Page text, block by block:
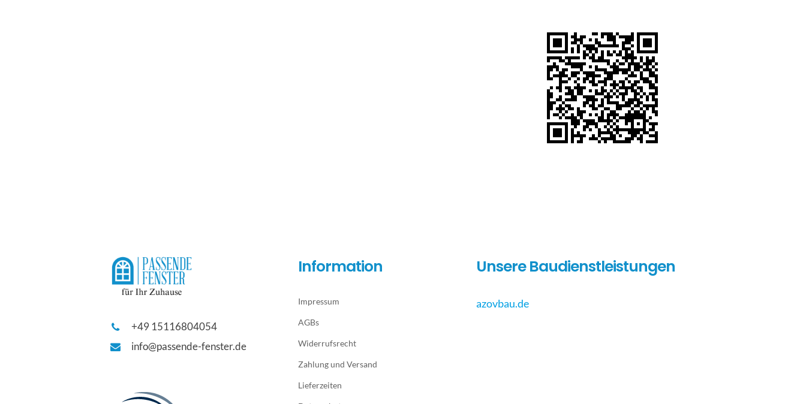
+49 15116804054
info@passende-fenster.de
Information
Impressum
AGBs
Widerrufsrecht
Zahlung und Versand
Lieferzeiten
Unsere Baudienstleistungen
azovbau.de